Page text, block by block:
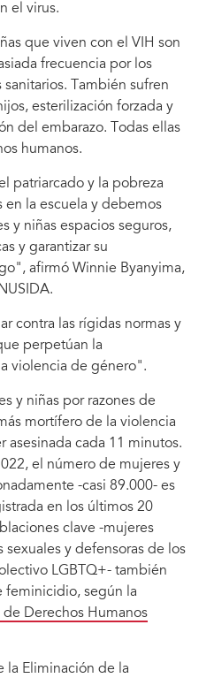
el virus.
que viven con el VIH son
frecuencia por los
También sufren
esterilización forzada y
del embarazo. Todas ellas
humanos.
patriarcado y la pobreza
en la escuela y debemos
y niñas espacios seguros,
y garantizar su
afirmó Winnie Byanyima,
contra las rígidas normas y
perpetúan la
violencia de género".
y niñas por razones de
mortífero de la violencia
asesinada cada 11 minutos.
el número de mujeres y
-casi 89.000- es
en los últimos 20
clave -mujeres
sexuales y defensoras de los
LGBTQ+- también
feminicidio, según la
Derechos Humanos
la Eliminación de la